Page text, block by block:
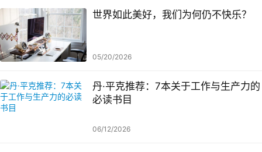
世界如此美好，我们为何仍不快乐？
05/20/2026
丹·平克推荐：7本关于工作与生产力的
必读书目
06/12/2026